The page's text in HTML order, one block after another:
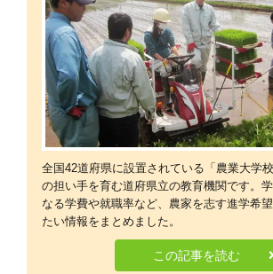
全国42道府県に設置されている「農業大学
の担い手を育む道府県立の教育機関です。
なる学費や就職率など、農家を志す進学希
たい情報をまとめました。
この記事を読む